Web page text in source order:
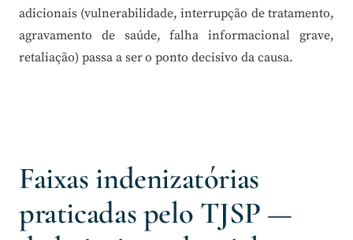
adicionais (vulnerabilidade, interrupção de tratamento,
agravamento de saúde, falha informacional grave,
retaliação) passa a ser o ponto decisivo da causa.
Faixas indenizatórias
praticadas pelo TJSP —